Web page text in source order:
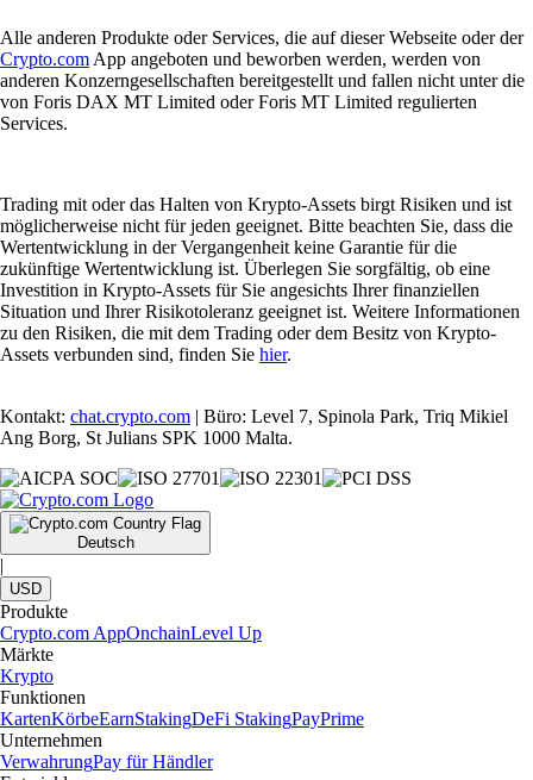
Alle anderen Produkte oder Services, die auf dieser Webseite oder der
Crypto.com App angeboten und beworben werden, werden von
anderen Konzerngesellschaften bereitgestellt und fallen nicht unter die
von Foris DAX MT Limited oder Foris MT Limited regulierten
Services.
Trading mit oder das Halten von Krypto-Assets birgt Risiken und ist
möglicherweise nicht für jeden geeignet. Bitte beachten Sie, dass die
Wertentwicklung in der Vergangenheit keine Garantie für die
zukünftige Wertentwicklung ist. Überlegen Sie sorgfältig, ob eine
Investition in Krypto-Assets für Sie angesichts Ihrer finanziellen
Situation und Ihrer Risikotoleranz geeignet ist. Weitere Informationen
zu den Risiken, die mit dem Trading oder dem Besitz von Krypto-
Assets verbunden sind, finden Sie hier.
Kontakt: chat.crypto.com | Büro: Level 7, Spinola Park, Triq Mikiel
Ang Borg, St Julians SPK 1000 Malta.
Deutsch
|
USD
Produkte
Crypto.com AppOnchainLevel Up
Märkte
Krypto
Funktionen
KartenKörbeEarnStakingDeFi StakingPayPrime
Unternehmen
VerwahrungPay für Händler